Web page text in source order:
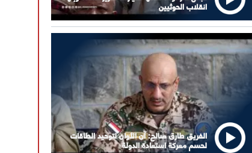
انقلاب الحوثيين
الفريق طارق صالح: آن الأوان لتوحيد الطاقات
لحسم معركة استعادة الدولة